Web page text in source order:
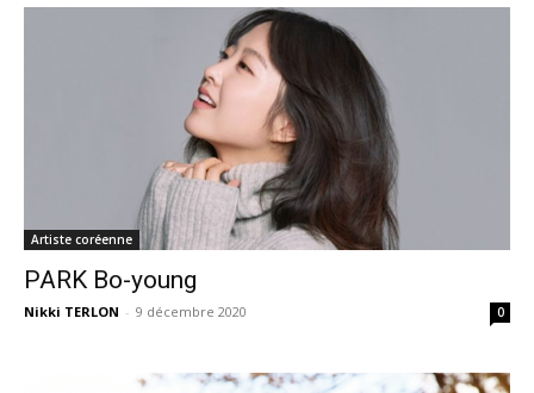
Artiste coréenne
PARK Bo-young
Nikki TERLON - 9 décembre 2020 0